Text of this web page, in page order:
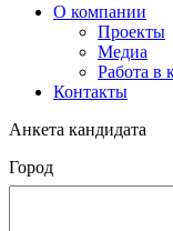
О компании
Проекты
Медиа
Работа в
Контакты
Анкета кандидата
Город